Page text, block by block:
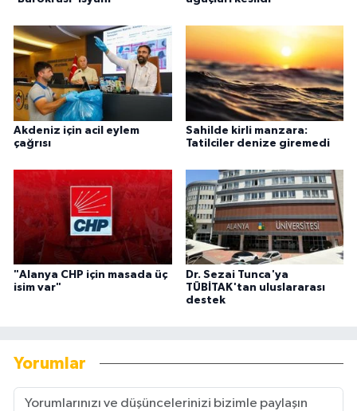
Akdeniz için acil eylem
çağrısı
Sahilde kirli manzara:
Tatilciler denize giremedi
"Alanya CHP için masada üç
isim var"
Dr. Sezai Tunca'ya
TÜBİTAK'tan uluslararası
destek
Yorumlar